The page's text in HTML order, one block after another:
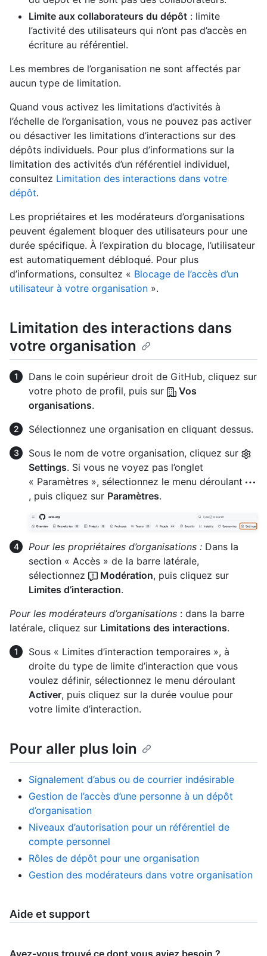
Limite aux collaborateurs du dépôt : limite
l’activité des utilisateurs qui n’ont pas d’accès en
écriture au référentiel.
Les membres de l’organisation ne sont affectés par
aucun type de limitation.
Quand vous activez les limitations d’activités à
l’échelle de l’organisation, vous ne pouvez pas activer
ou désactiver les limitations d’interactions sur des
dépôts individuels. Pour plus d’informations sur la
limitation des activités d’un référentiel individuel,
consultez Limitation des interactions dans votre
dépôt.
Les propriétaires et les modérateurs d’organisations
peuvent également bloquer des utilisateurs pour une
durée spécifique. À l’expiration du blocage, l’utilisateur
est automatiquement débloqué. Pour plus
d’informations, consultez « Blocage de l’accès d’un
utilisateur à votre organisation ».
Limitation des interactions dans
votre organisation
Dans le coin supérieur droit de GitHub, cliquez sur
votre photo de profil, puis sur
Vos
organisations.
Sélectionnez une organisation en cliquant dessus.
Sous le nom de votre organisation, cliquez sur
Settings. Si vous ne voyez pas l’onglet
« Paramètres », sélectionnez le menu déroulant
, puis cliquez sur Paramètres.
Pour les propriétaires d’organisations : Dans la
section « Accès » de la barre latérale,
sélectionnez
Modération, puis cliquez sur
Limites d’interaction.
Pour les modérateurs d’organisations : dans la barre
latérale, cliquez sur Limitations des interactions.
Sous « Limites d’interaction temporaires », à
droite du type de limite d’interaction que vous
voulez définir, sélectionnez le menu déroulant
Activer, puis cliquez sur la durée voulue pour
votre limite d’interaction.
Pour aller plus loin
Signalement d’abus ou de courrier indésirable
Gestion de l’accès d’une personne à un dépôt
d’organisation
Niveaux d’autorisation pour un référentiel de
compte personnel
Rôles de dépôt pour une organisation
Gestion des modérateurs dans votre organisation
Aide et support
Avez-vous trouvé ce dont vous aviez besoin ?